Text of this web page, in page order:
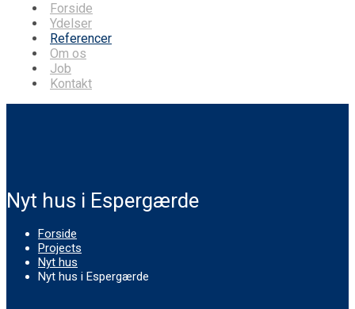
Forside
Ydelser
Referencer
Om os
Job
Kontakt
Nyt hus i Espergærde
Forside
Projects
Nyt hus
Nyt hus i Espergærde